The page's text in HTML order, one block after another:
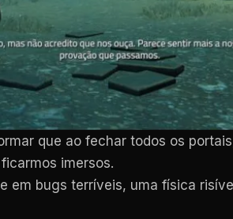
que ao fechar todos os
imersos.
em bugs terríveis, uma física